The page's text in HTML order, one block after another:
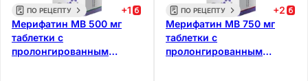
ПО РЕЦЕПТУ +1
Мерифатин МВ 500 мг
таблетки с
пролонгированным
ПО РЕЦЕПТУ +2
Мерифатин МВ 750 мг
таблетки с
пролонгированным